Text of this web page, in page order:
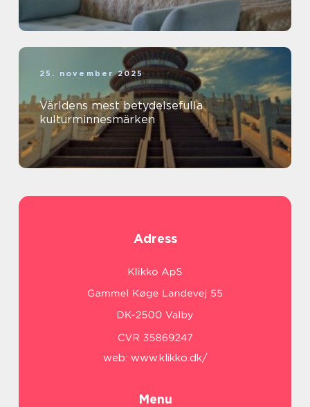
25. november 2025
Världens mest betydelsefulla
kulturminnesmärken
Adress
web: www.klikko.dk/
Menu